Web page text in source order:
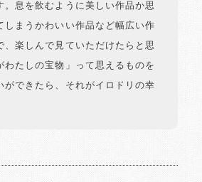
。息を飲むように美しい作品か思
しまうかわいい作品など幅広い作
、楽しんで見ていただけたらと思
わたしの宝物」って思えるものを
ができたら、それがイロドリの幸